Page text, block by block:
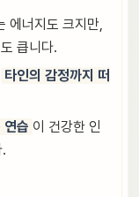
에너지도 크지만,
큽니다.
타인의 감정까지 떠
연습 이 건강한 인